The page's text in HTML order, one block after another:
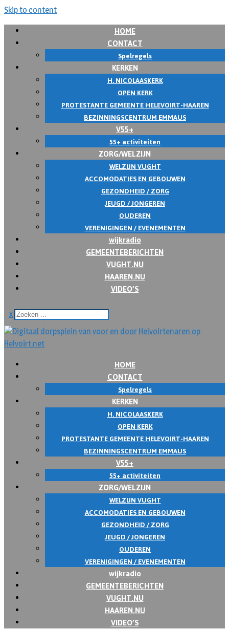
Skip to content
HOME
CONTACT
Spelregels
KERKEN
H. NICOLAASKERK
OPEN KERK
PROTESTANTE GEMEENTE HELEVOIRT-HAAREN
BEZINNINGSCENTRUM EMMAUS
V55+
55+ activiteiten
ZORG/WELZIJN
WELZIJN VUGHT
ACCOMODATIES EN GEBOUWEN
GEZONDHEID / ZORG
JEUGD / JONGEREN
OUDEREN
VERENIGINGEN / EVENEMENTEN
wijkradio
GEMEENTEBERICHTEN
VUGHT.NU
HAAREN.NU
VIDEO’S
x
HOME
CONTACT
Spelregels
KERKEN
H. NICOLAASKERK
OPEN KERK
PROTESTANTE GEMEENTE HELEVOIRT-HAAREN
BEZINNINGSCENTRUM EMMAUS
V55+
55+ activiteiten
ZORG/WELZIJN
WELZIJN VUGHT
ACCOMODATIES EN GEBOUWEN
GEZONDHEID / ZORG
JEUGD / JONGEREN
OUDEREN
VERENIGINGEN / EVENEMENTEN
wijkradio
GEMEENTEBERICHTEN
VUGHT.NU
HAAREN.NU
VIDEO’S